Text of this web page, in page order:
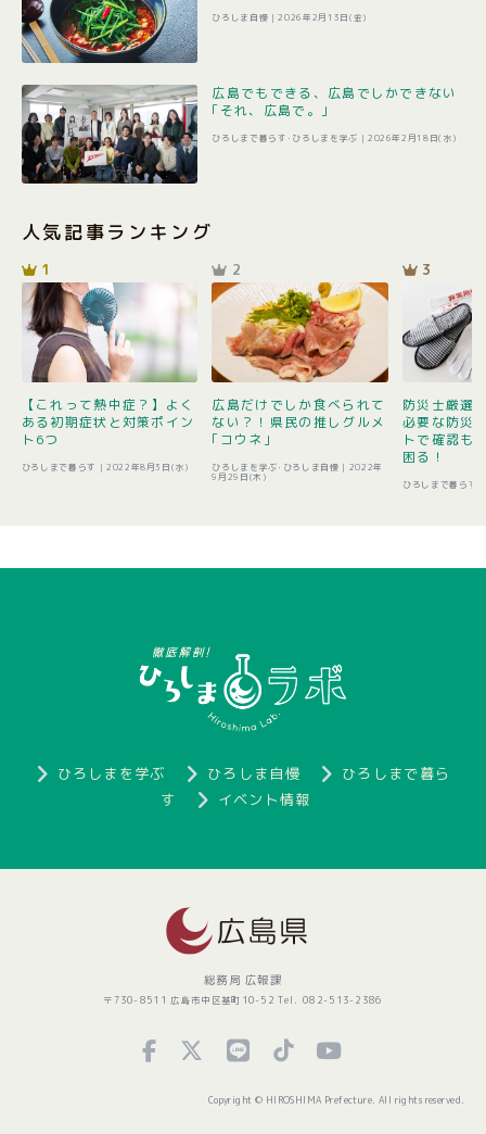
ひろしま自慢 |2026年2月13日(金)
広島でもできる、広島でしかできない
｢それ、広島で。｣
ひろしまで暮らす･ひろしまを学ぶ | 2026年2月18日(水)
人気記事ランキング
1
【これって熱中症？】よく
ある初期症状と対策ポイン
ト6つ
ひろしまで暮らす | 2022年8月3日(水)
2
広島だけでしか食べられて
ない？！県民の推しグルメ
｢コウネ｣
ひろしまを学ぶ･ひろしま自慢 | 2022年
9月29日(木)
3
防災士厳選
必要な防災
トで確認も
困る！
ひろしまで暮らす
ひろしまを学ぶ ひろしま自慢
ひろしまで暮ら
す
イベント情報
総務局 広報課
〒730-8511 広島市中区基町10-52 Tel. 082-513-2386
Copyright © HIROSHIMA Prefecture. All rights reserved.